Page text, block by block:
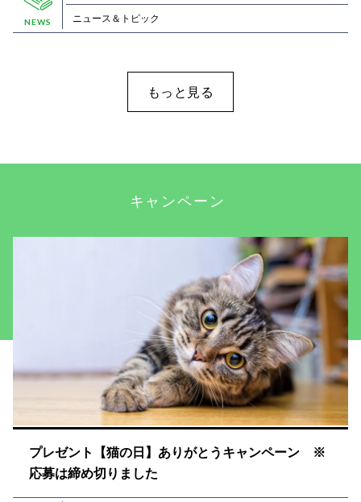
NEWS ニュース＆トピック
もっと見る
キャンペーン
プレゼント【猫の日】ありがとうキャンペーン ※
応募は締め切りました